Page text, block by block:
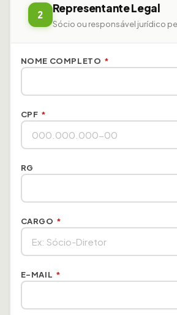
2 Representante Legal
Sócio ou responsável jurídico
NOME COMPLETO *
CPF *
RG
CARGO *
E-MAIL *